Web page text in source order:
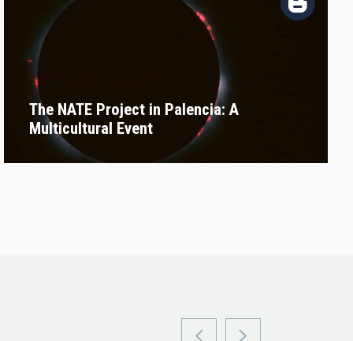
The NATE Project in Palencia: A
Multicultural Event